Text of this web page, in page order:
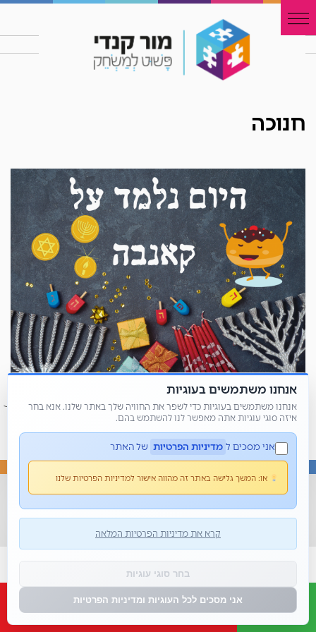
חנוכה
© כל הזכויות שמורות 2026 • מור קנדי - פשוט למשחק
בית
אודותי בלוג צור קשר הצהרת נגישות
אנחנו משתמשים בעוגיות
אנחנו משתמשים בעוגיות כדי לשפר את החוויה שלך באתר שלנו. אנא בחר
איזה סוגי עוגיות אתה מאפשר לנו להשתמש בהם.
אני מסכים ל מדיניות הפרטיות של האתר
או: המשך גלישה באתר זה מהווה אישור למדיניות הפרטיות שלנו
קרא את מדיניות הפרטיות המלאה
בחר סוגי עוגיות
אני מסכים לכל העוגיות ומדיניות הפרטיות